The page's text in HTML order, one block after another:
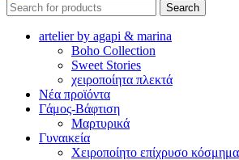
Search
artelier by agapi & marina
Boho Collection
Sweet Stories
χειροποίητα πλεκτά
Νέα προϊόντα
Γάμος-Βάφτιση
Μαρτυρικά
Γυναικεία
Χειροποίητο επίχρυσο